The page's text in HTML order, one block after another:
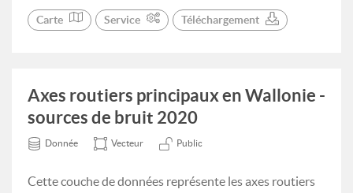
Carte Service Téléchargement
Axes routiers principaux en Wallonie -
sources de bruit 2020
Donnée Vecteur Public
Cette couche de données représente les axes routiers